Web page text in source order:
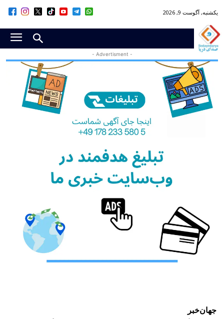
یکشنبه, آگوست 9, 2026
- Advertisment -
جهانخبر